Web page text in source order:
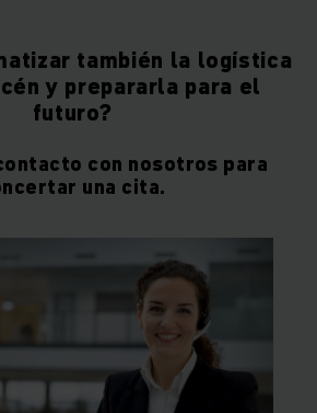
también la logística
y prepararla para el
futuro?
con nosotros para
una cita.